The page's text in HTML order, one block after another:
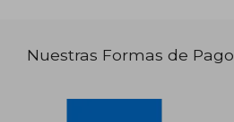
Nuestras Formas de Pago